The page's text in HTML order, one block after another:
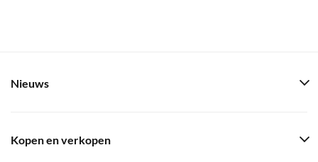
Nieuws
Kopen en verkopen